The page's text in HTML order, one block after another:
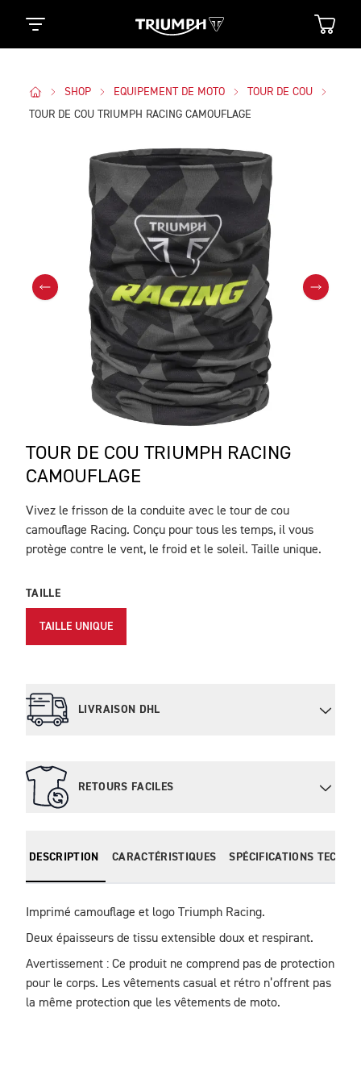
SHOP EQUIPEMENT DE MOTO
TOUR DE COU
TOUR DE COU TRIUMPH RACING CAMOUFLAGE
TOUR DE COU TRIUMPH RACING
CAMOUFLAGE
DESCRIPTION
Vivez le frisson de la conduite avec le tour de cou
camouflage Racing. Conçu pour tous les temps, il vous
protège contre le vent, le froid et le soleil. Taille unique.
TAILLE
TAILLE UNIQUE
LIVRAISON DHL
RETOURS FACILES
DESCRIPTION CARACTÉRISTIQUES SPÉCIFICATIONS
Imprimé camouflage et logo Triumph Racing.
Deux épaisseurs de tissu extensible doux et respirant.
Avertissement : Ce produit ne comprend pas de protection
pour le corps. Les vêtements casual et rétro n’offrent pas
la même protection que les vêtements de moto.